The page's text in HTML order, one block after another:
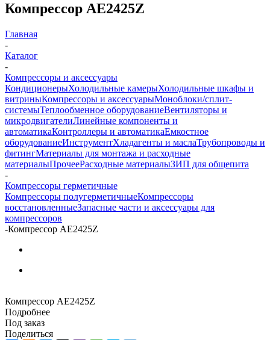
Компрессор AE2425Z
Главная
-
Каталог
-
Компрессоры и аксессуары
КондиционерыХолодильные камерыХолодильные шкафы и
витриныКомпрессоры и аксессуарыМоноблоки/сплит-
системыТеплообменное оборудованиеВентиляторы и
микродвигателиЛинейные компоненты и
автоматикаКонтроллеры и автоматикаЕмкостное
оборудованиеИнструментХладагенты и маслаТрубопроводы и
фитингМатериалы для монтажа и расходные
материалыПрочееРасходные материалыЗИП для общепита
-
Компрессоры герметичные
Компрессоры полугерметичныеКомпрессоры
восстановленныеЗапасные части и аксессуары для
компрессоров
-Компрессор AE2425Z
Компрессор AE2425Z
Подробнее
Под заказ
Поделиться